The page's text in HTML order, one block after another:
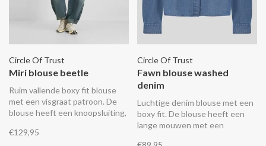
Circle Of Trust
Miri blouse beetle
Ruim vallende boxy fit blouse
met een visgraat patroon. De
blouse heeft een knoopsluiting,
met een gladde polyester
€129,95
Circle Of Trust
Fawn blouse washed
denim
Luchtige denim blouse met een
boxy fit. De blouse heeft een
lange mouwen met een